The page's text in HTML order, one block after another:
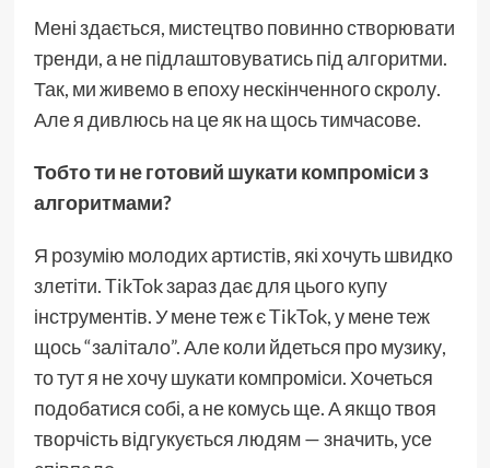
Мені здається, мистецтво повинно створювати
тренди, а не підлаштовуватись під алгоритми.
Так, ми живемо в епоху нескінченного скролу.
Але я дивлюсь на це як на щось тимчасове.
Тобто ти не готовий шукати компроміси з
алгоритмами?
Я розумію молодих артистів, які хочуть швидко
злетіти. TikTok зараз дає для цього купу
інструментів. У мене теж є TikTok, у мене теж
щось “залітало”. Але коли йдеться про музику,
то тут я не хочу шукати компроміси. Хочеться
подобатися собі, а не комусь ще. А якщо твоя
творчість відгукується людям — значить, усе